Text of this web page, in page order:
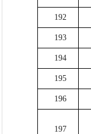
192
193
194
195
196
197